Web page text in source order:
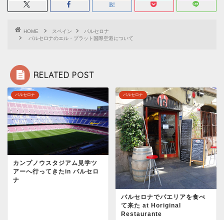
HOME スペイン
バルセロナ
バルセロナのエル・プラット国際空港について
RELATED POST
バルセロナ
カンプノウスタジアム見学ツ
アーへ行ってきたin バルセロ
ナ
バルセロナ
バルセロナでパエリアを食べ
て来た at Horiginal
Restaurante